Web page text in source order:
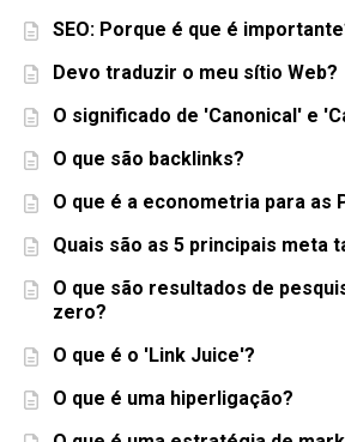
SEO: Porque é que é
Devo traduzir o meu sítio Web?
O significado de 'Canonical' e
O que são backlinks?
O que é a econometria para as
Quais são as 5 principais meta
O que são resultados de
zero?
O que é o 'Link Juice'?
O que é uma hiperligação?